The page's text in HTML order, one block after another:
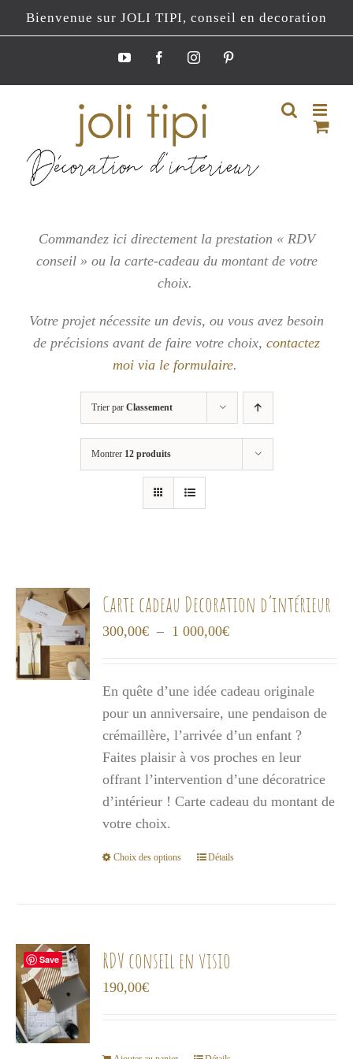
Passer
au
Bienvenue sur JOLI TIPI, conseil en decoration
YouTubeFacebookInstagramPinterest
Commandez ici directement la prestation « RDV
conseil » ou la carte-cadeau du montant de votre
choix.
Votre projet nécessite un devis, ou vous avez besoin
de précisions avant de faire votre choix, contactez
moi via le formulaire.
Trier par Classement
Montrer 12 produits
Carte cadeau Decoration d’intérieur
300,00€ – 1 000,00€Plage
300,00€
à
1
000,00€
En quête d’une idée cadeau originale
pour un anniversaire, une pendaison de
crémaillère, l’arrivée d’un enfant ?
Faites plaisir à vos proches en leur
offrant l’intervention d’une décoratrice
d’intérieur ! Carte cadeau du montant de
votre choix.
Choix des options
Ce
Les
Détails
RDV conseil en visio
190,00€
Save